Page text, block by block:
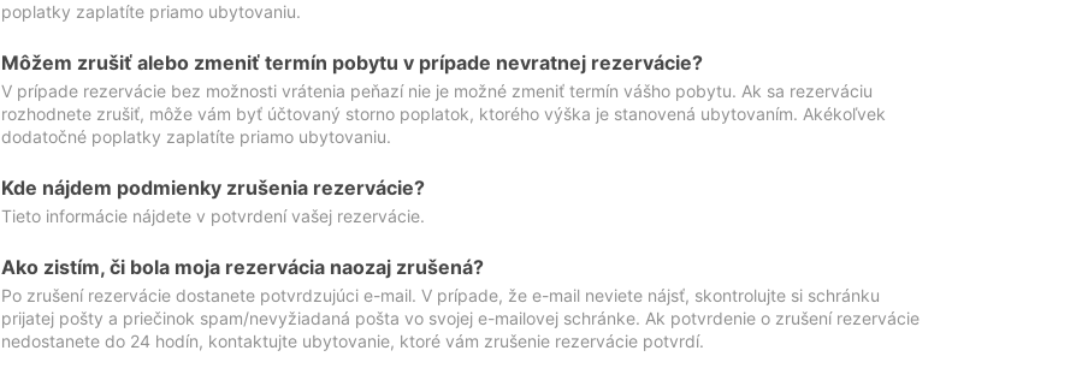
poplatky zaplatíte priamo ubytovaniu.
Môžem zrušiť alebo zmeniť termín pobytu v prípade nevratnej rezervácie?
V prípade rezervácie bez možnosti vrátenia peňazí nie je možné zmeniť termín vášho pobytu. Ak sa rezerváciu
rozhodnete zrušiť, môže vám byť účtovaný storno poplatok, ktorého výška je stanovená ubytovaním. Akékoľvek
dodatočné poplatky zaplatíte priamo ubytovaniu.
Kde nájdem podmienky zrušenia rezervácie?
Tieto informácie nájdete v potvrdení vašej rezervácie.
Ako zistím, či bola moja rezervácia naozaj zrušená?
Po zrušení rezervácie dostanete potvrdzujúci e-mail. V prípade, že e-mail neviete nájsť, skontrolujte si schránku
prijatej pošty a priečinok spam/nevyžiadaná pošta vo svojej e-mailovej schránke. Ak potvrdenie o zrušení rezervácie
nedostanete do 24 hodín, kontaktujte ubytovanie, ktoré vám zrušenie rezervácie potvrdí.